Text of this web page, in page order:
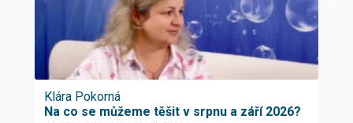
Klára Pokorná
Na co se můžeme těšit v srpnu a září 2026?